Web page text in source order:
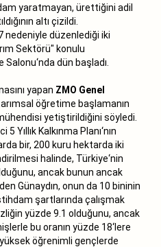
yaratmayan, ürettiğini adil
altı çizildi.
nedeniyle düzenlediği iki
Sektörü" konulu
dün başladı.
yapan ZMO Genel
öğretime başlamanın
yetiştirildiğini söyledi.
Yıllık Kalkınma Planı‘nın
bir, 200 kuru hektarda iki
halinde, Türkiye‘nin
ancak bunun ancak
Günaydın, onun da 10 bininin
şartlarında çalışmak
yüzde 9.1 olduğunu, ancak
bu oranın yüzde 18‘lere
yüksek öğrenimli gençlerde